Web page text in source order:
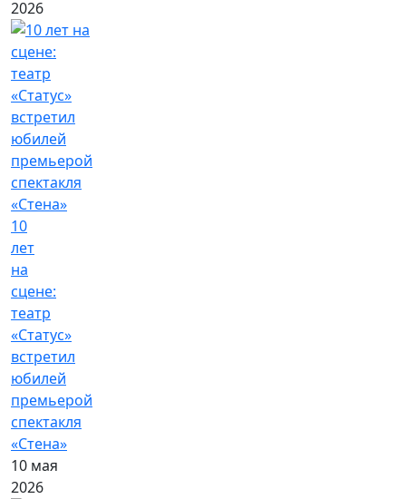
2026
10
лет
на
сцене:
театр
«Статус»
встретил
юбилей
премьерой
спектакля
«Стена»
10 мая
2026